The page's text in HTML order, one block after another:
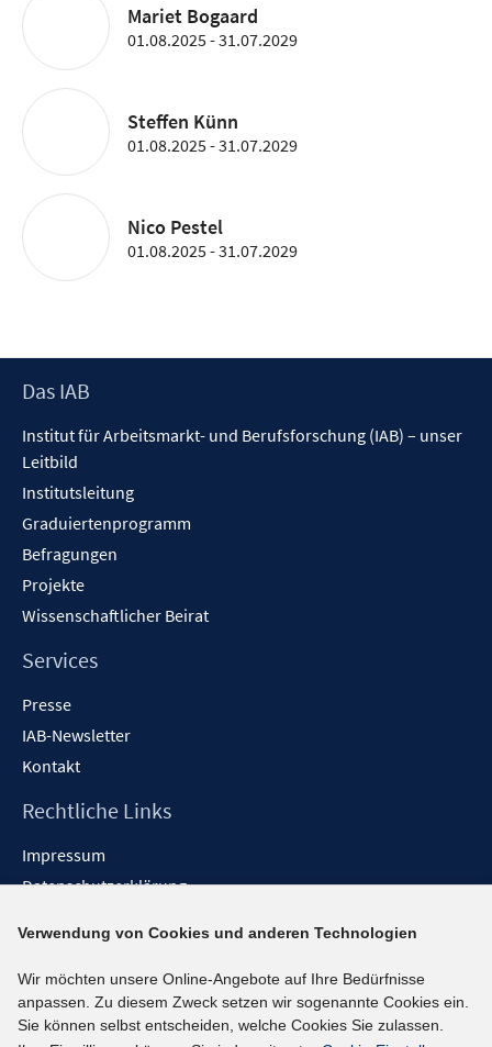
Mariet Bogaard
01.08.2025 - 31.07.2029
Steffen Künn
01.08.2025 - 31.07.2029
Nico Pestel
01.08.2025 - 31.07.2029
Footer
Das IAB
Institut für Arbeitsmarkt- und Berufsforschung (IAB) – unser
Leitbild
Institutsleitung
Graduiertenprogramm
Befragungen
Projekte
Wissenschaftlicher Beirat
Services
Presse
IAB-Newsletter
Kontakt
Rechtliche Links
Impressum
Datenschutzerklärung
Barrieren melden
Social-Media-Kanäle
BlueSky
Verwendung von Cookies und anderen Technologien
Wir möchten unsere Online-Angebote auf Ihre Bedürfnisse
anpassen. Zu diesem Zweck setzen wir sogenannte Cookies ein.
Sie können selbst entscheiden, welche Cookies Sie zulassen.